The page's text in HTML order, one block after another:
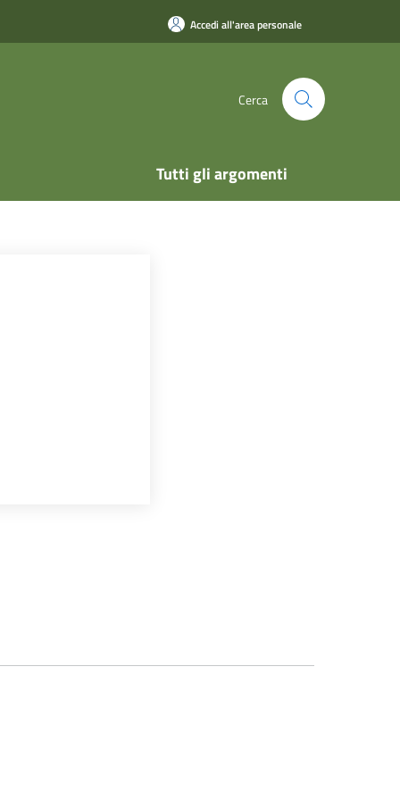
Accedi all'area personale
Cerca
Tutti gli argomenti